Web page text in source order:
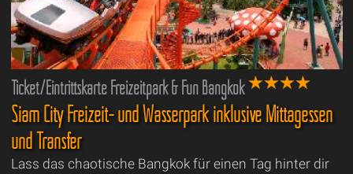
Ticket/Eintrittskarte Freizeitpark & Fun Bangkok
Siam City Freizeit- und Wasserpark inklusive Mittagessen
und Transfer
Lass das chaotische Bangkok für einen Tag hinter dir